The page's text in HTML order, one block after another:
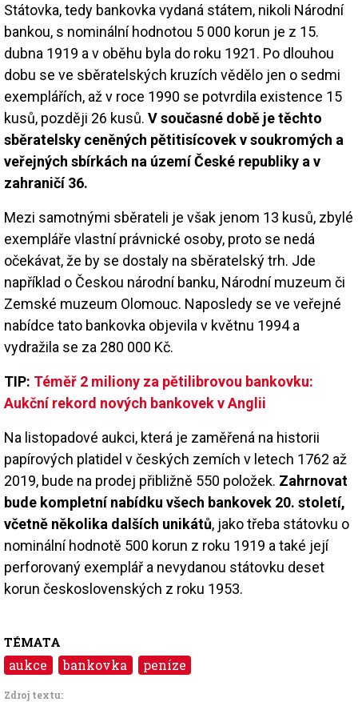
Státovka, tedy bankovka vydaná státem, nikoli Národní
bankou, s nominální hodnotou 5 000 korun je z 15.
dubna 1919 a v oběhu byla do roku 1921. Po dlouhou
dobu se ve sběratelských kruzích vědělo jen o sedmi
exemplářích, až v roce 1990 se potvrdila existence 15
kusů, později 26 kusů. V současné době je těchto
sběratelsky ceněných pětitisícovek v soukromých a
veřejných sbírkách na území České republiky a v
zahraničí 36.
Mezi samotnými sběrateli je však jenom 13 kusů, zbylé
exempláře vlastní právnické osoby, proto se nedá
očekávat, že by se dostaly na sběratelský trh. Jde
například o Českou národní banku, Národní muzeum či
Zemské muzeum Olomouc. Naposledy se ve veřejné
nabídce tato bankovka objevila v květnu 1994 a
vydražila se za 280 000 Kč.
TIP: Téměř 2 miliony za pětilibrovou bankovku:
Aukční rekord nových bankovek v Anglii
Na listopadové aukci, která je zaměřená na historii
papírových platidel v českých zemích v letech 1762 až
2019, bude na prodej přibližně 550 položek. Zahrnovat
bude kompletní nabídku všech bankovek 20. století,
včetně několika dalších unikátů, jako třeba státovku o
nominální hodnotě 500 korun z roku 1919 a také její
perforovaný exemplář a nevydanou státovku deset
korun československých z roku 1953.
TÉMATA
aukce bankovka peníze
Zdroj textu: